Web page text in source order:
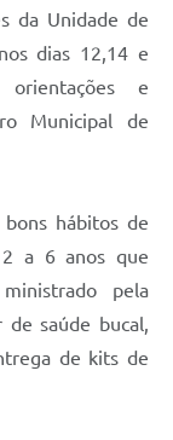
da Unidade de
dias 12,14 e
e
Municipal de
hábitos de
2 a 6 anos que
pela
saúde bucal,
de kits de